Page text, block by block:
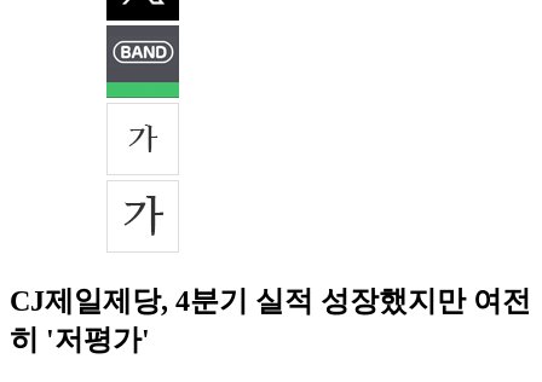
CJ제일제당, 4분기 실적 성장했지만 여전
히 '저평가'